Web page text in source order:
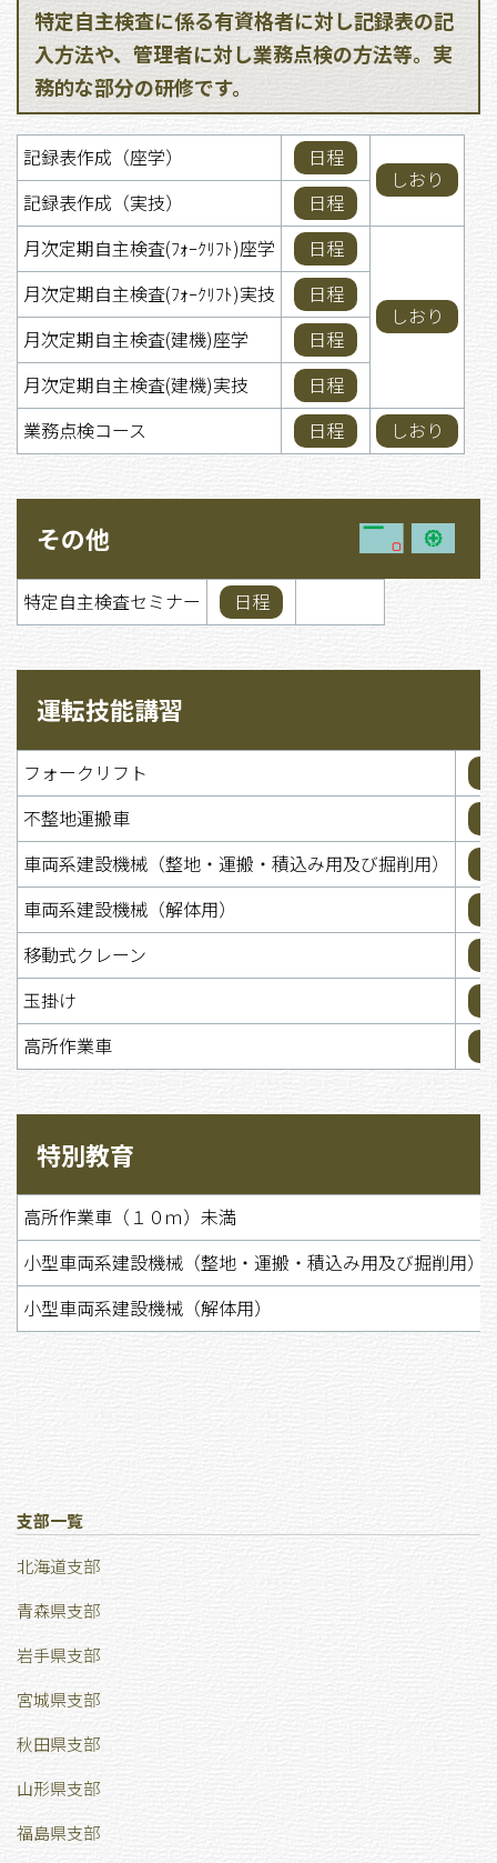
特定自主検査に係る有資格者に対し記録表の記
入方法や、管理者に対し業務点検の方法等。実
務的な部分の研修です。
記録表作成（座学）
日程
しおり
記録表作成（実技）
日程
月次定期自主検査(ﾌｫｰｸﾘﾌﾄ)座学
日程
しおり
月次定期自主検査(ﾌｫｰｸﾘﾌﾄ)実技
日程
月次定期自主検査(建機)座学
日程
月次定期自主検査(建機)実技
日程
業務点検コース
日程 しおり
その他
特定自主検査セミナー 日程
運転技能講習
フォークリフト
不整地運搬車
車両系建設機械（整地・運搬・積込み用及び掘削用）
車両系建設機械（解体用）
移動式クレーン
玉掛け
高所作業車
特別教育
高所作業車（１０ｍ）未満
小型車両系建設機械（整地・運搬・積込み用及び掘削用）
小型車両系建設機械（解体用）
支部一覧
北海道支部
青森県支部
岩手県支部
宮城県支部
秋田県支部
山形県支部
福島県支部